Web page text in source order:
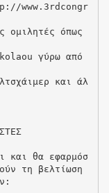
www.3rdcongr
ομιλητές όπως
γύρω από
και άλ
και θα εφαρμόσ
τη βελτίωση